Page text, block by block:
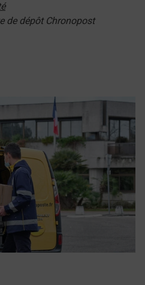
de dépôt Chronopost
onglet